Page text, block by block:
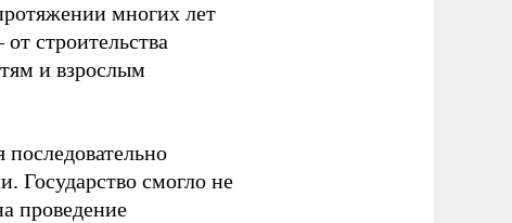
многих лет
строительства
и взрослым
Государство смогло не
проведение